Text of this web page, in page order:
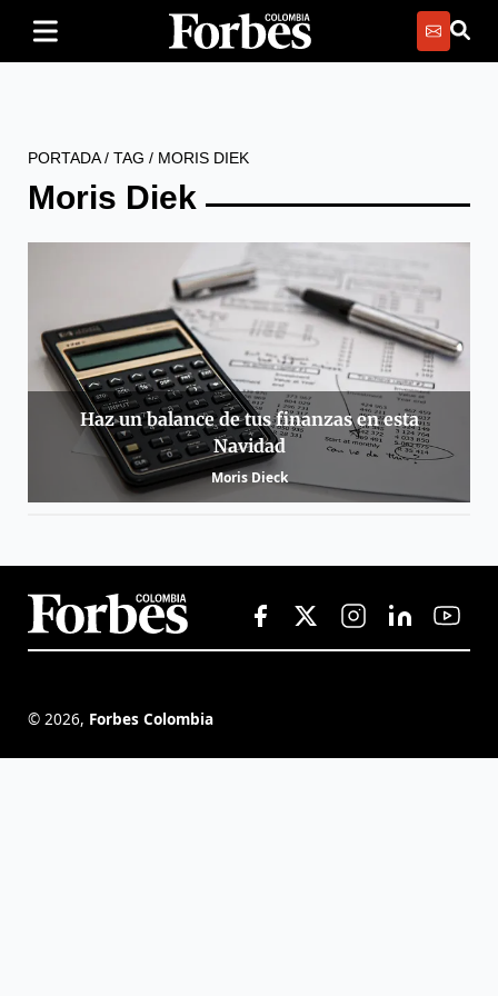
PORTADA/ TAG / MORIS DIEK
Moris Diek
Haz un balance de tus finanzas en esta
Navidad
Moris Dieck
© 2026, Forbes Colombia